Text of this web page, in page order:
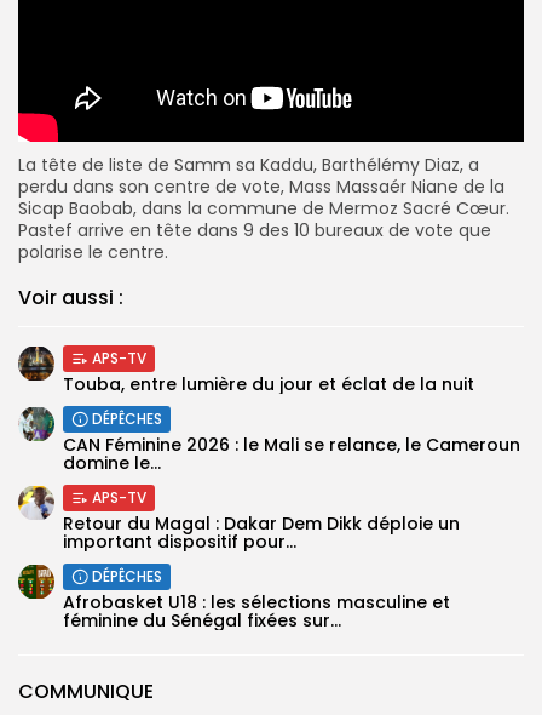
COMMUNIQUE
La tête de liste de Samm sa Kaddu, Barthélémy Diaz, a
perdu dans son centre de vote, Mass Massaér Niane de la
Sicap Baobab, dans la commune de Mermoz Sacré Cœur.
Pastef arrive en tête dans 9 des 10 bureaux de vote que
polarise le centre.
Voir aussi :
APS-TV
Touba, entre lumière du jour et éclat de la nuit
DÉPÊCHES
‎CAN Féminine 2026 : le Mali se relance, le Cameroun
domine le...
APS-TV
Retour du Magal : Dakar Dem Dikk déploie un
important dispositif pour...
DÉPÊCHES
‎Afrobasket U18 : les sélections masculine et
féminine du Sénégal fixées sur...